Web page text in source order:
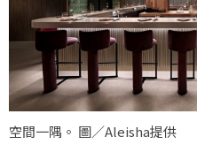
空間一隅。 圖／Aleisha提供